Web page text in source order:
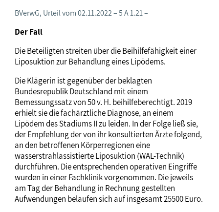
BVerwG, Urteil vom 02.11.2022 – 5 A 1.21 –
Der Fall
Die Beteiligten streiten über die Beihilfefähigkeit einer
Liposuktion zur Behandlung eines Lipödems.
Die Klägerin ist gegenüber der beklagten
Bundesrepublik Deutschland mit einem
Bemessungssatz von 50 v. H. beihilfeberechtigt. 2019
erhielt sie die fachärztliche Diagnose, an einem
Lipödem des Stadiums II zu leiden. In der Folge ließ sie,
der Empfehlung der von ihr konsultierten Ärzte folgend,
an den betroffenen Körperregionen eine
wasserstrahlassistierte Liposuktion (WAL-Technik)
durchführen. Die entsprechenden operativen Eingriffe
wurden in einer Fachklinik vorgenommen. Die jeweils
am Tag der Behandlung in Rechnung gestellten
Aufwendungen belaufen sich auf insgesamt 25500 Euro.